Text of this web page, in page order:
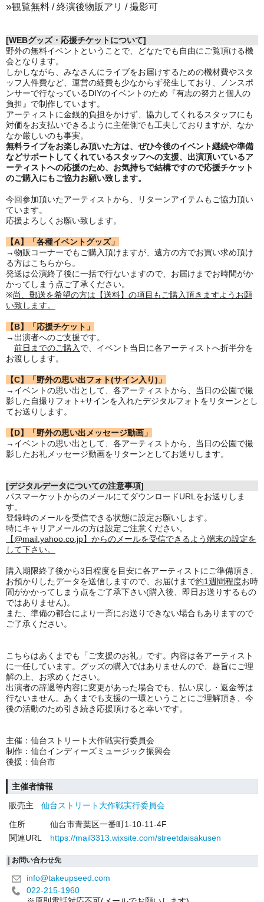
»観覧無料 / 終演後物販アリ / 撮影可
[WEBグッズ・応援チケットについて]
野外の無料イベントということで、どなたでも自由にご覧頂ける機
会となります。
しかしながら、みなさんにライブをお届けするための機材費やスタ
ッフ人件費など、運営の経費も少なからず発生しており、ノンスポ
ンサーで行なっているDIYのイベントのため『有志の努力と個人の
負担』で制作しています。
アーティストに金銭的負担をかけず、協力してくれるスタッフにも
対価をお支払いできるように主催側でも工夫しておりますが、なか
なか厳しいのも事実。
無料ライブをお楽しみ頂いた方は、ぜひ今後のイベント継続や準備
などサポートしてくれているスタッフへの支援、出演頂いているア
ーティストへの応援のため、お気持ちで結構ですので応援チケット
のご購入にもご協力お願い致します。
今回参加頂いたアーティストから、リターンアイテムもご協力頂い
ています。
応援よろしくお願い致します。
【A】「各種イベントグッズ」
→物販コーナーでもご購入頂けますが、遠方の方でお買い求め頂け
る方はこちらから。
発送は公演終了後に一括で行ないますので、お届けまでお時間がか
かってしまう点ご了承ください。
※尚、郵送を希望の方は【送料】の項目もご購入頂きますようお願
い致します。
【B】「応援チケット」
→出演者へのご支援です。
前日までのご購入 で、イベント当日に各アーティストへ折半分を
お渡しします。
【C】「野外の思い出フォト(サイン入り)」
→イベントの思い出として、各アーティストから、当日の公園で撮
影した自撮りフォト+サインを入れたデジタルフォトをリターンとし
てお送りします。
【D】「野外の思い出メッセージ動画」
→イベントの思い出として、各アーティストから、当日の公園で撮
影したお礼メッセージ動画をリターンとしてお送りします。
[デジタルデータについての注意事項]
パスマーケットからのメールにてダウンロードURLをお送りしま
す。
登録時のメールを受信できる状態に設定お願いします。
特にキャリアメールの方は設定ご注意ください。
【@mail.yahoo.co.jp】からのメールを受信できるよう端末の設定を
して下さい。
購入期限終了後から3日程度を目安に各アーティストにご準備頂き、
お預かりしたデータを送信しますので、お届けまで約1週間程度お時
間がかかってしまう点をご了承下さい(購入後、即日お送りするもの
ではありません)。
また、準備の都合により一斉にお送りできない場合もありますので
ご了承ください。
こちらはあくまでも「ご支援のお礼」です。内容は各アーティスト
に一任しています。グッズの購入ではありませんので、趣旨にご理
解の上、お求めください。
出演者の辞退等内容に変更があった場合でも、払い戻し・返金等は
行ないません。あくまでも支援の一環ということにご理解頂き、今
後の活動のため引き続き応援頂けると幸いです。
主催：仙台ストリート大作戦実行委員会
制作：仙台インディーズミュージック振興会
後援：仙台市
主催者情報
販売主
仙台ストリート大作戦実行委員会
住所
仙台市青葉区一番町1-10-11-4F
関連URL
https://mail3313.wixsite.com/streetdaisakusen
お問い合わせ先
info@takeupseed.com
022-215-1960